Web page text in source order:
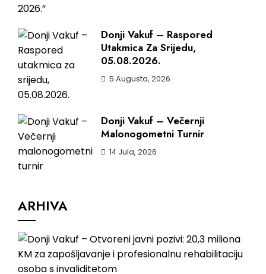
Donji Vakuf – Raspored
Utakmica Za Srijedu,
05.08.2026.
5 Augusta, 2026
Donji Vakuf – Večernji
Malonogometni Turnir
14 Jula, 2026
ARHIVA